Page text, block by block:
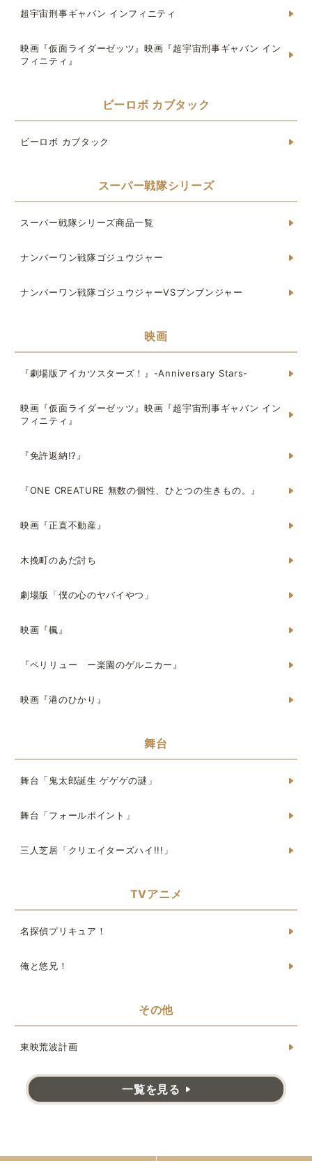
超宇宙刑事ギャバン インフィニティ
映画『仮面ライダーゼッツ』映画『超宇宙刑事ギャバン イン
フィニティ』
ビーロボ カブタック
ビーロボ カブタック
スーパー戦隊シリーズ
スーパー戦隊シリーズ商品一覧
ナンバーワン戦隊ゴジュウジャー
ナンバーワン戦隊ゴジュウジャーVSブンブンジャー
映画
『劇場版アイカツスターズ！』-Anniversary Stars-
映画『仮面ライダーゼッツ』映画『超宇宙刑事ギャバン イン
フィニティ』
『免許返納!?』
『ONE CREATURE 無数の個性、ひとつの生きもの。』
映画『正直不動産』
木挽町のあだ討ち
劇場版「僕の心のヤバイやつ」
映画『楓』
『ペリリュー ー楽園のゲルニカー』
映画『港のひかり』
舞台
舞台「鬼太郎誕生 ゲゲゲの謎」
舞台「フォールポイント」
三人芝居「クリエイターズハイ!!!」
TVアニメ
名探偵プリキュア！
俺と悠兄！
その他
東映荒波計画
一覧を見る